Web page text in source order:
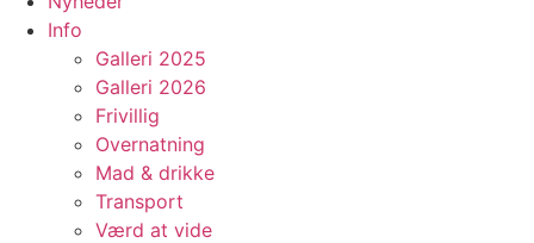
Info
Galleri 2025
Galleri 2026
Frivillig
Overnatning
Mad & drikke
Transport
Værd at vide